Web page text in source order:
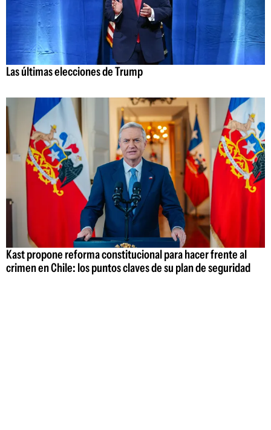
Las últimas elecciones de Trump
Kast propone reforma constitucional para hacer frente al
crimen en Chile: los puntos claves de su plan de seguridad